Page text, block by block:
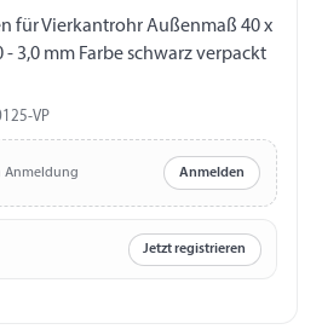
x
- 3,0 mm Farbe schwarz verpackt
VP
Anmeldung Anmelden
Jetzt registrieren